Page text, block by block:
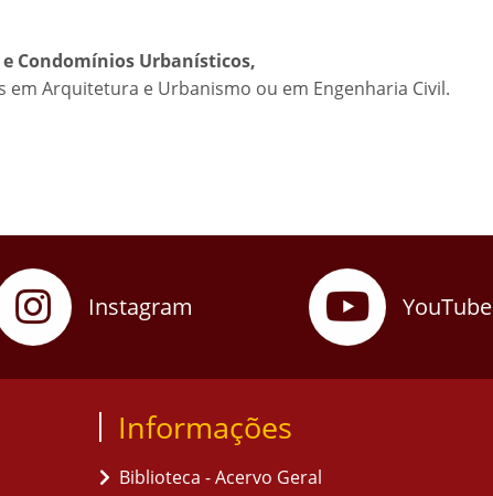
Condomínios Urbanísticos,
Arquitetura e Urbanismo ou em Engenharia Civil.
Instagram YouTube
Informações
Biblioteca - Acervo Geral